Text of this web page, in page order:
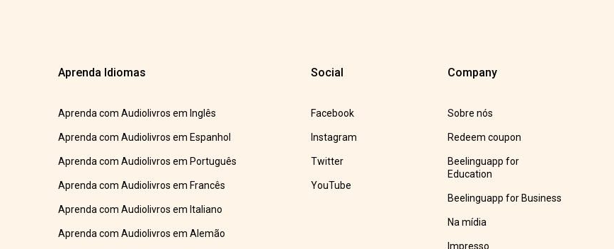
Aprenda Idiomas
Aprenda com Audiolivros em Inglês
Aprenda com Audiolivros em Espanhol
Aprenda com Audiolivros em Português
Aprenda com Audiolivros em Francês
Aprenda com Audiolivros em Italiano
Aprenda com Audiolivros em Alemão
Social
Facebook
Instagram
Twitter
YouTube
Company
Sobre nós
Redeem coupon
Beelinguapp for
Education
Beelinguapp for Business
Na mídia
Impresso